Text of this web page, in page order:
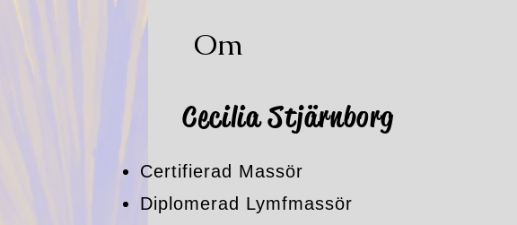
Om
Cecilia Stjärnborg
Certifierad Massör
Diplomerad Lymfmassör